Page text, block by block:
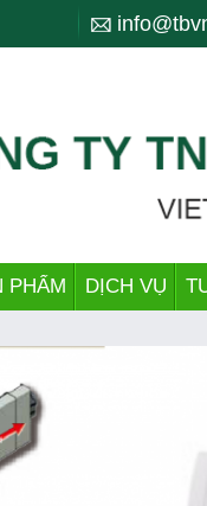
trung tam gia cong, ttgc,
making machine, dây
PHẨM DỊCH VỤ